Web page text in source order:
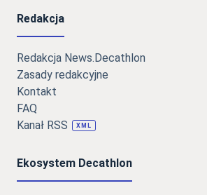
Redakcja
Redakcja News.Decathlon
Zasady redakcyjne
Kontakt
FAQ
Kanał RSS
XML
Ekosystem Decathlon